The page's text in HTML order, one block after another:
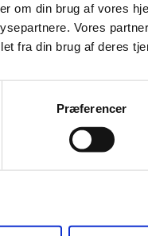
om din brug af vores
Vores
fra din brug af deres
Præferencer